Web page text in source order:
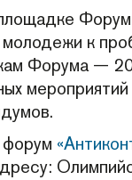
молодежи к
Форума —